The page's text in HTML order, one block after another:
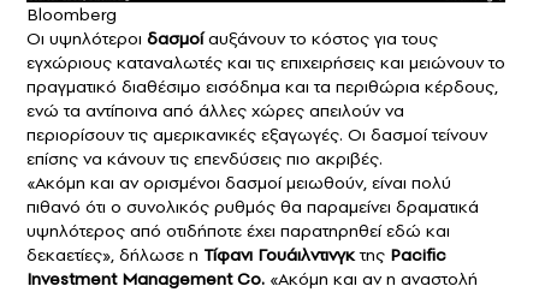
Bloomberg
Οι υψηλότεροι δασμοίαυξάνουν το κόστος για τους
εγχώριους καταναλωτές και τις επιχειρήσεις και μειώνουν το
πραγματικό διαθέσιμο εισόδημα και τα περιθώρια κέρδους,
ενώ τα αντίποινα από άλλες χώρες απειλούν να
περιορίσουν τις αμερικανικές εξαγωγές. Οι δασμοί τείνουν
επίσης να κάνουν τις επενδύσεις πιο ακριβές.
«Ακόμη και αν ορισμένοι δασμοί μειωθούν, είναι πολύ
πιθανό ότι ο συνολικός ρυθμός θα παραμείνει δραματικά
υψηλότερος από οτιδήποτε έχει παρατηρηθεί εδώ και
δεκαετίες», δήλωσε η Τίφανι Γουάιλντινγκτης Pacific
Investment Management Co. «Ακόμη και αν η αναστολή